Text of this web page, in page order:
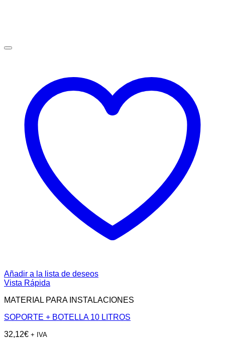
Añadir a la lista de deseos
Vista Rápida
MATERIAL PARA INSTALACIONES
SOPORTE + BOTELLA 10 LITROS
32,12€ + IVA